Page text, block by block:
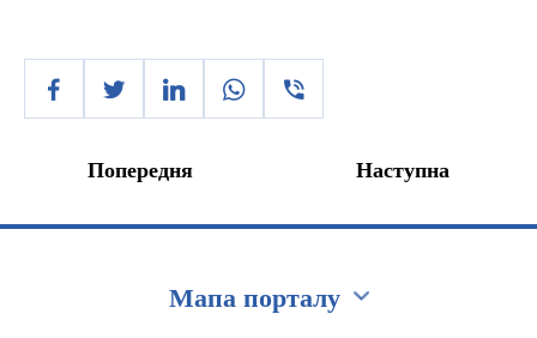
Попередня Наступна
Мапа порталу